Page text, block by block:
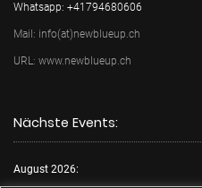
Whatsapp: +41794680606
Mail: info(at)newblueup.ch
URL: www.newblueup.ch
Nächste Events:
August 2026: